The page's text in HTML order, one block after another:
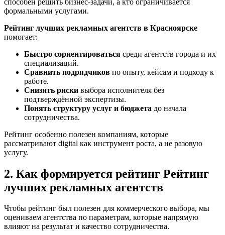
формальными услугами.
Рейтинг лучших рекламных агентств в Красноярске
помогает:
Быстро сориентироваться среди агентств города и их
специализаций.
Сравнить подрядчиков по опыту, кейсам и подходу к
работе.
Снизить риски выбора исполнителя без
подтверждённой экспертизы.
Понять структуру услуг и бюджета до начала
сотрудничества.
Рейтинг особенно полезен компаниям, которые
рассматривают digital как инструмент роста, а не разовую
услугу.
2. Как формируется рейтинг Рейтинг
лучших рекламных агентств
Чтобы рейтинг был полезен для коммерческого выбора, мы
оцениваем агентства по параметрам, которые напрямую
влияют на результат и качество сотрудничества.